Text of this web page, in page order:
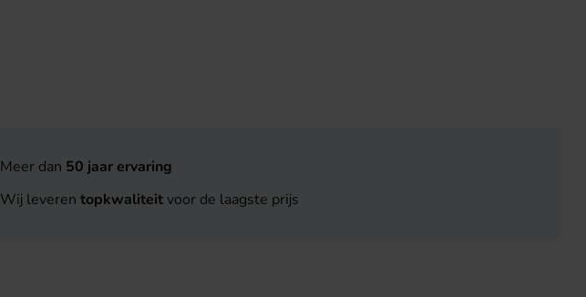
Meer dan 50 jaar ervaring
Wij leveren topkwaliteit voor de laagste prijs